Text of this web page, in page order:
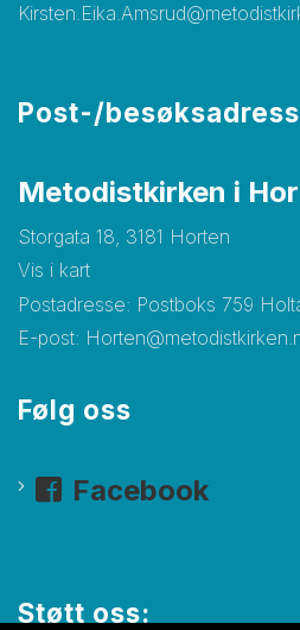
Post-/
Metodistkirken i
Storgata 18, 3181 Horten
Vis i kart
Postadresse: Postboks 759
E-post:
Følg oss
Facebook
Støtt oss: